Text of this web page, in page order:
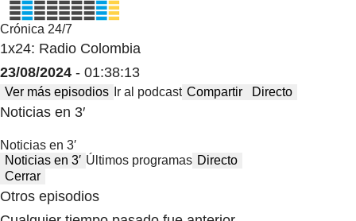
Crónica 24/7
1x24: Radio Colombia
23/08/2024 - 01:38:13
Ver más episodios Ir al podcast Compartir Directo
Noticias en 3′
Noticias en 3′
Noticias en 3′ Últimos programas Directo
Cerrar
Otros episodios